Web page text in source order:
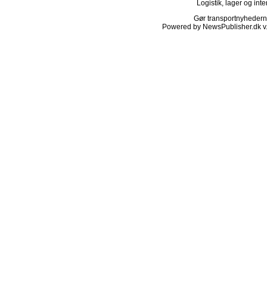
Logistik, lager og
Gør
Powered by NewsPublisher.dk